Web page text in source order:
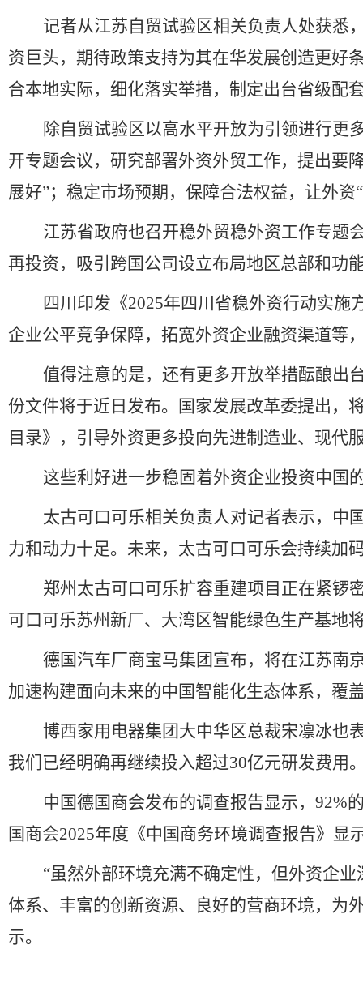
记者从江苏自贸试验区相关负责人处获悉
资巨头，期待政策支持为其在华发展创造更好
合本地实际，细化落实举措，制定出台省级配
除自贸试验区以高水平开放为引领进行更
开专题会议，研究部署外资外贸工作，提出要
展好”；稳定市场预期，保障合法权益，让外资“
江苏省政府也召开稳外贸稳外资工作专题
再投资，吸引跨国公司设立布局地区总部和功
四川印发《2025年四川省稳外资行动实施
企业公平竞争保障，拓宽外资企业融资渠道等
值得注意的是，还有更多开放举措酝酿出
份文件将于近日发布。国家发展改革委提出，
目录》，引导外资更多投向先进制造业、现代
这些利好进一步稳固着外资企业投资中国
太古可口可乐相关负责人对记者表示，中
力和动力十足。未来，太古可口可乐会持续加
郑州太古可口可乐扩容重建项目正在紧锣
可口可乐苏州新厂、大湾区智能绿色生产基地
德国汽车厂商宝马集团宣布，将在江苏南
加速构建面向未来的中国智能化生态体系，覆
博西家用电器集团大中华区总裁宋凛冰也
我们已经明确再继续投入超过30亿元研发费用
中国德国商会发布的调查报告显示， 92%
国商会2025年度《中国商务环境调查报告》显
“虽然外部环境充满不确定性，但外资企
体系、丰富的创新资源、良好的营商环境，为
示。